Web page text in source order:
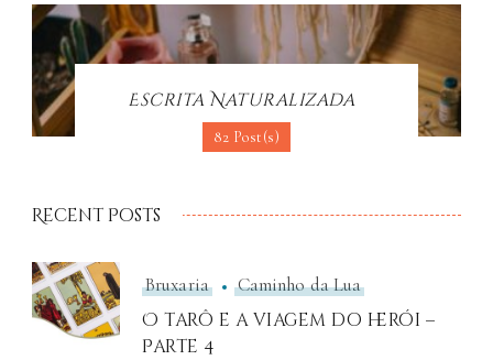
Escrita Naturalizada
82 Post(s)
Recent Posts
Bruxaria Caminho da Lua
O tarô e a viagem do herói –
Parte 4